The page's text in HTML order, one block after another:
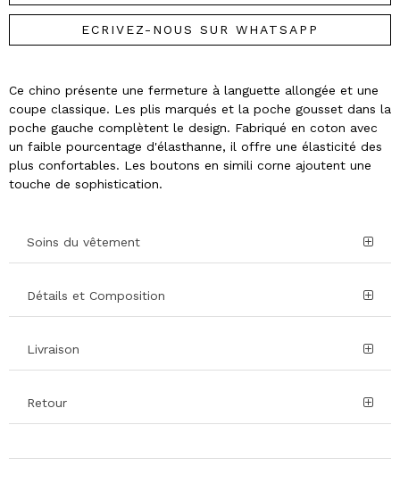
ECRIVEZ-NOUS SUR WHATSAPP
Ce chino présente une fermeture à languette allongée et une
coupe classique. Les plis marqués et la poche gousset dans la
poche gauche complètent le design. Fabriqué en coton avec
un faible pourcentage d'élasthanne, il offre une élasticité des
plus confortables. Les boutons en simili corne ajoutent une
touche de sophistication.
Soins du vêtement
Détails et Composition
Livraison
Retour